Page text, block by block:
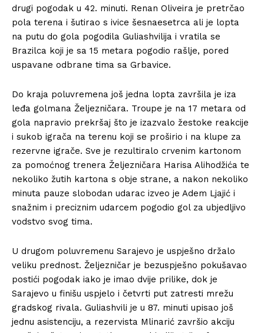
drugi pogodak u 42. minuti. Renan Oliveira je pretrčao
pola terena i šutirao s ivice šesnaesetrca ali je lopta
na putu do gola pogodila Guliashvilija i vratila se
Brazilca koji je sa 15 metara pogodio rašlje, pored
uspavane odbrane tima sa Grbavice.
Do kraja poluvremena još jedna lopta završila je iza
leđa golmana Željezničara. Troupe je na 17 metara od
gola napravio prekršaj što je izazvalo žestoke reakcije
i sukob igrača na terenu koji se proširio i na klupe za
rezervne igrače. Sve je rezultiralo crvenim kartonom
za pomoćnog trenera Željezničara Harisa Alihodžića te
nekoliko žutih kartona s obje strane, a nakon nekoliko
minuta pauze slobodan udarac izveo je Adem Ljajić i
snažnim i preciznim udarcem pogodio gol za ubjedljivo
vodstvo svog tima.
U drugom poluvremenu Sarajevo je uspješno držalo
veliku prednost. Željezničar je bezuspješno pokušavao
postići pogodak iako je imao dvije prilike, dok je
Sarajevo u finišu uspjelo i četvrti put zatresti mrežu
gradskog rivala. Guliashvili je u 87. minuti upisao još
jednu asistenciju, a rezervista Mlinarić završio akciju